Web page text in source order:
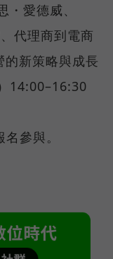
愛德威、
代理商到電商
新策略與成長
14:00–16:30
名參與。